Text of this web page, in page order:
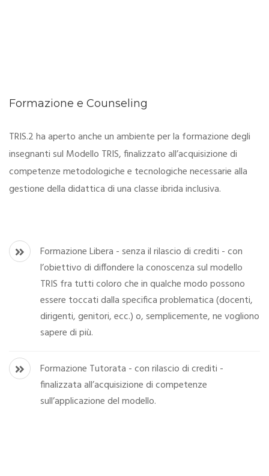
Formazione e Counseling
TRIS.2 ha aperto anche un ambiente per la formazione degli
insegnanti sul Modello TRIS, finalizzato all’acquisizione di
competenze metodologiche e tecnologiche necessarie alla
gestione della didattica di una classe ibrida inclusiva.
Formazione Libera - senza il rilascio di crediti - con
l’obiettivo di diffondere la conoscenza sul modello
TRIS fra tutti coloro che in qualche modo possono
essere toccati dalla specifica problematica (docenti,
dirigenti, genitori, ecc.) o, semplicemente, ne vogliono
sapere di più.
Formazione Tutorata - con rilascio di crediti -
finalizzata all’acquisizione di competenze
sull’applicazione del modello.